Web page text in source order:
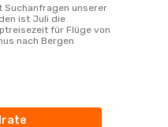
ist Juli die
für Flüge von
nach Bergen